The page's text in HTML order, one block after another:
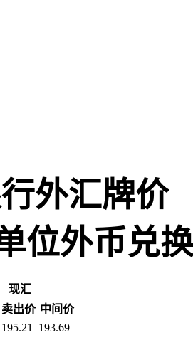
外汇牌价
位外币兑
现汇
卖出价 中间价
195.21
193.69